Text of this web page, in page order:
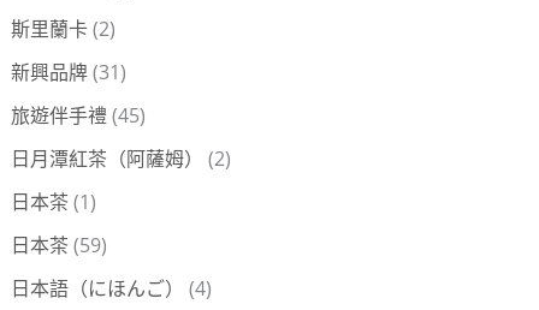
斯里蘭卡(2)
新興品牌(31)
旅遊伴手禮(45)
日月潭紅茶（阿薩姆）
(2)
日本茶 (1)
日本茶 (59)
日本語（にほんご）
(4)